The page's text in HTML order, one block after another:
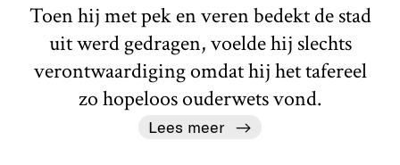
Toen hij met pek en veren bedekt de stad
uit werd gedragen, voelde hij slechts
verontwaardiging omdat hij het tafereel
zo hopeloos ouderwets vond.
Lees meer